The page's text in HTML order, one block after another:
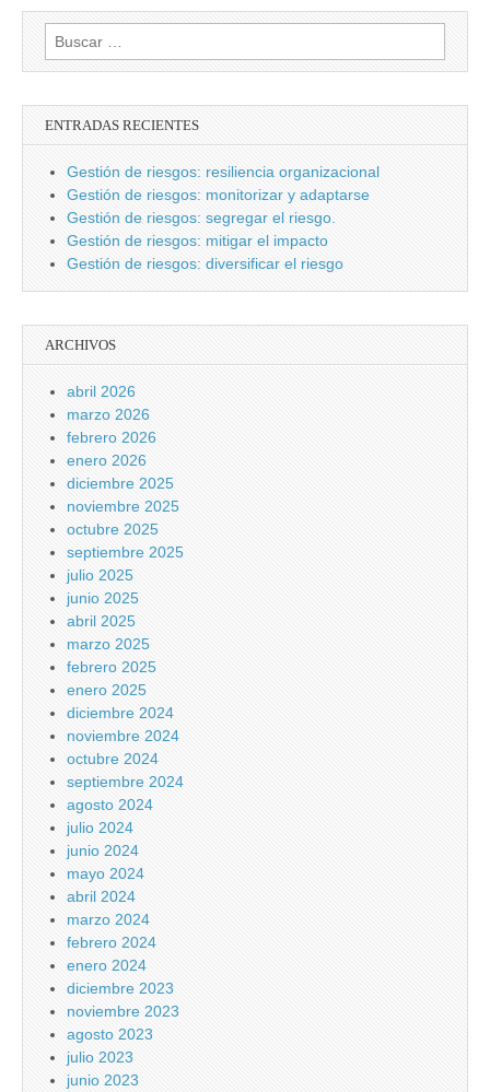
Buscar:
ENTRADAS RECIENTES
Gestión de riesgos: resiliencia organizacional
Gestión de riesgos: monitorizar y adaptarse
Gestión de riesgos: segregar el riesgo.
Gestión de riesgos: mitigar el impacto
Gestión de riesgos: diversificar el riesgo
ARCHIVOS
abril 2026
marzo 2026
febrero 2026
enero 2026
diciembre 2025
noviembre 2025
octubre 2025
septiembre 2025
julio 2025
junio 2025
abril 2025
marzo 2025
febrero 2025
enero 2025
diciembre 2024
noviembre 2024
octubre 2024
septiembre 2024
agosto 2024
julio 2024
junio 2024
mayo 2024
abril 2024
marzo 2024
febrero 2024
enero 2024
diciembre 2023
noviembre 2023
agosto 2023
julio 2023
junio 2023